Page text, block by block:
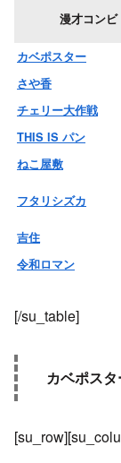
漫才コンビ
カベポスター
さや香
チェリー大作戦
THIS IS パン
ねこ屋敷
フタリシズカ
吉住
令和ロマン
[/su_table]
カベポス